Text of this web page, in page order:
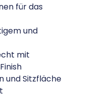
für das
und
mit
und Sitzfläche